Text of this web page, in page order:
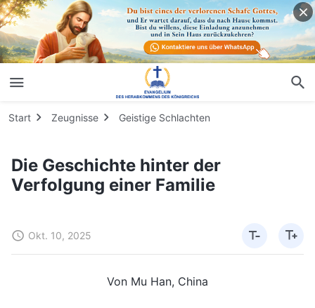
Start Zeugnisse Geistige Schlachten
Die Geschichte hinter der
Verfolgung einer Familie
Okt. 10, 2025
Von Mu Han, China